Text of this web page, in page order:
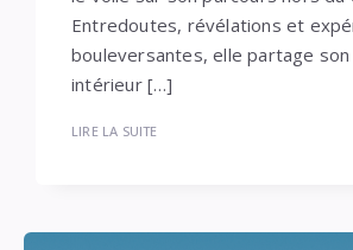
Entredoutes, révélations et
bouleversantes, elle partage
intérieur […]
LIRE LA SUITE